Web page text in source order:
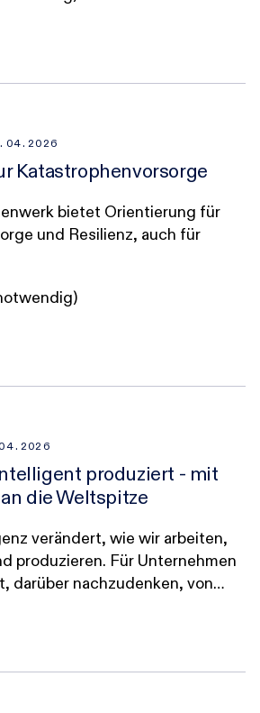
Katastrophenvorsorge
bietet Orientierung für
und Resilienz, auch für
produziert - mit
die Weltspitze
verändert, wie wir arbeiten,
produzieren. Für Unternehmen
darüber nachzudenken, von…